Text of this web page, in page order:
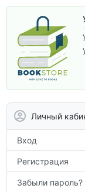
Личный
Вход
Регистрация
Забыли пароль?